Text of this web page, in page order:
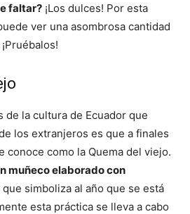
faltar? ¡Los dulces! Por esta
ver una asombrosa cantidad
de la cultura de Ecuador que
los extranjeros es que a finales
conoce como la Quema del viejo.
muñeco elaborado con
que simboliza al año que se está
esta práctica se lleva a cabo